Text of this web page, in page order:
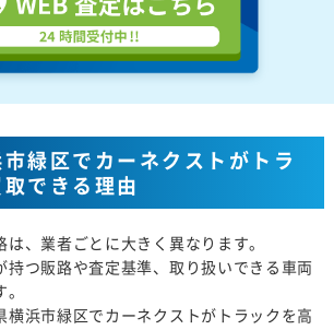
緑区でカーネクストがトラ
できる理由
は、業者ごとに大きく異なります。
持つ販路や査定基準、取り扱いできる車両
横浜市緑区でカーネクストがトラックを高